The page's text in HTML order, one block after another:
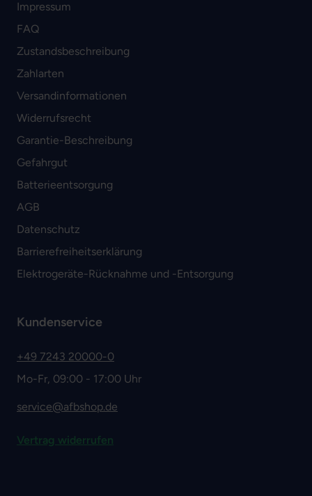
Impressum
FAQ
Zustandsbeschreibung
Zahlarten
Versandinformationen
Widerrufsrecht
Garantie-Beschreibung
Gefahrgut
Batterieentsorgung
AGB
Datenschutz
Barrierefreiheitserklärung
Elektrogeräte-Rücknahme und -Entsorgung
Kundenservice
+49 7243 20000-0
Mo-Fr, 09:00 - 17:00 Uhr
service@afbshop.de
Vertrag widerrufen